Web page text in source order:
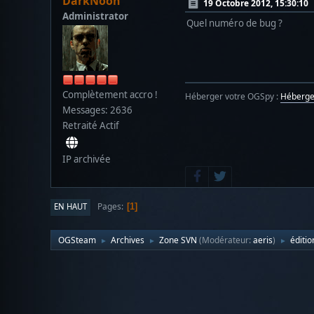
Administrator
Complètement accro !
Messages: 2636
Retraité Actif
IP archivée
19 Octobre 2012, 15:30:10
Quel numéro de bug ?
Héberger votre OGSpy :
EN HAUT Pages 1
OGSteam ► Archives ► Zone SVN (Modérateur:aeris) ►